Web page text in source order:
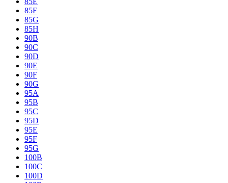
85F
85G
85H
90B
90C
90D
90E
90F
90G
95A
95B
95C
95D
95E
95F
95G
100B
100C
100D